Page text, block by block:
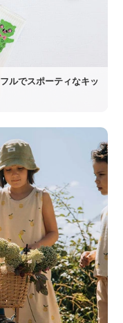
ルでスポーティなキッ